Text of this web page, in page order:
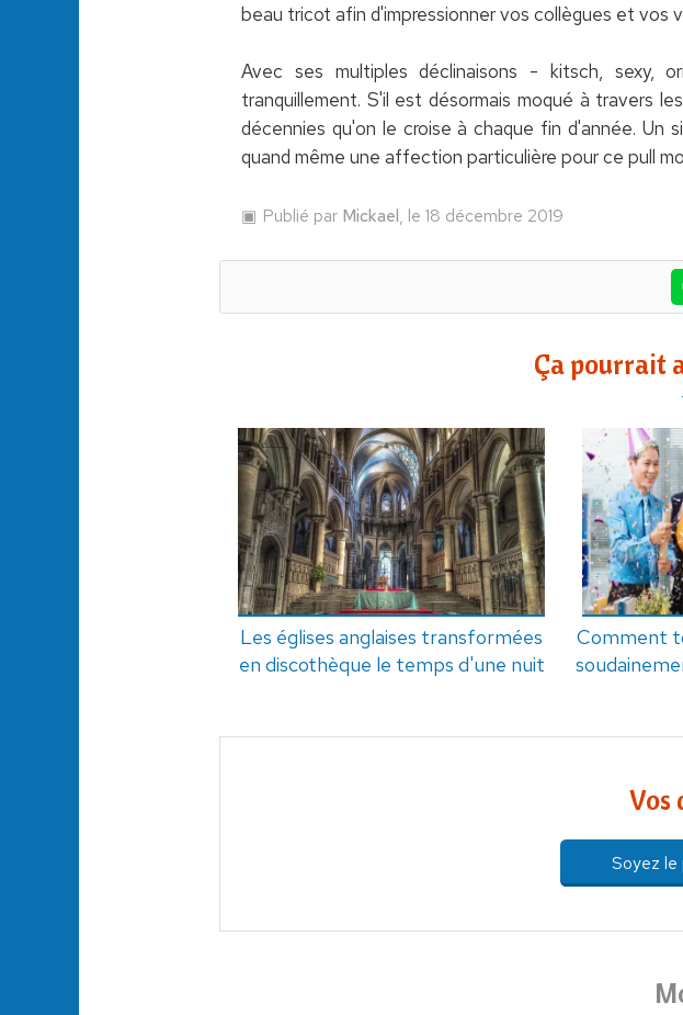
beau tricot afin d'impressionner vos collègues et vos
Avec ses multiples déclinaisons - kitsch, sexy,
tranquillement. S'il est désormais moqué à travers
décennies qu'on le croise à chaque fin d'année. Un
quand même une affection particulière pour ce pull
Publié par Mickael, le 18 décembre 2019
Ça pourrait
Les églises anglaises transformées
en discothèque le temps d'une nuit
Comment
Vos
Soyez le